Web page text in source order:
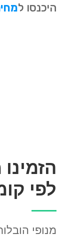
היכנסו ל
לפי
מנופי